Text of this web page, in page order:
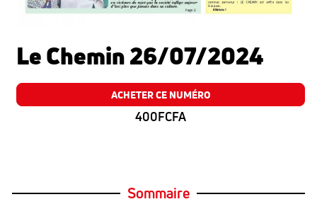
Le Chemin 26/07/2024
ACHETER CE NUMÉRO
400FCFA
Sommaire